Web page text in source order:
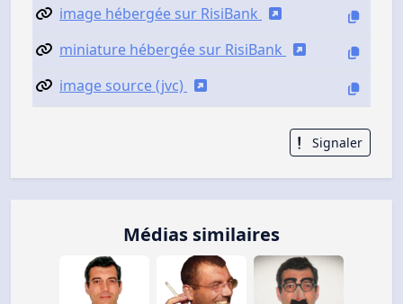
image hébergée sur RisiBank
miniature hébergée sur RisiBank
image source (jvc)
Signaler
Médias similaires